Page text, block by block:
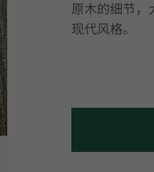
原木的细节，
现代风格。